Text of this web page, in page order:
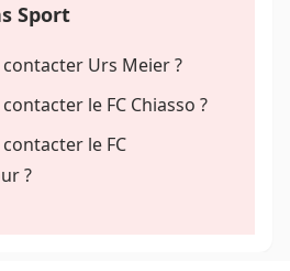
Sport
Urs Meier ?
le FC Chiasso ?
le FC
?